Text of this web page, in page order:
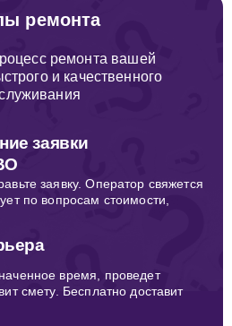
ремонта
ремонта вашей
и качественного
заявки
заявку. Оператор свяжется
по вопросам стоимости,
время, проведет
смету. Бесплатно доставит